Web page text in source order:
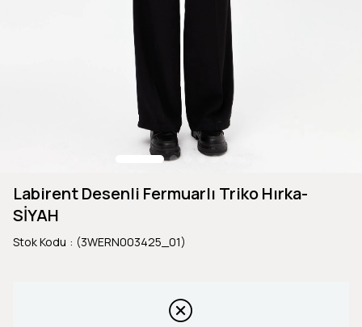
Labirent Desenli Fermuarlı Triko Hırka-
SİYAH
Stok Kodu (3WERN003425_01)